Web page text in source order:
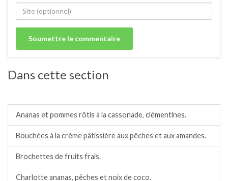
Dans cette section
Ananas et pommes rôtis à la cassonade, clémentines.
Bouchées à la crème pâtissière aux pêches et aux amandes.
Brochettes de fruits frais.
Charlotte ananas, pêches et noix de coco.